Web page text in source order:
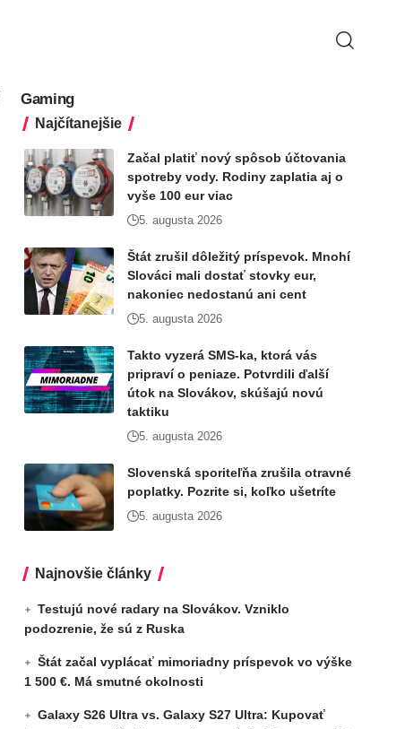
Gaming
Najčítanejšie
Začal platiť nový spôsob účtovania
spotreby vody. Rodiny zaplatia aj o
vyše 100 eur viac
5. augusta 2026
Štát zrušil dôležitý príspevok. Mnohí
Slováci mali dostať stovky eur,
nakoniec nedostanú ani cent
5. augusta 2026
Takto vyzerá SMS-ka, ktorá vás
pripraví o peniaze. Potvrdili ďalší
útok na Slovákov, skúšajú novú
taktiku
5. augusta 2026
Slovenská sporiteľňa zrušila otravné
poplatky. Pozrite si, koľko ušetríte
5. augusta 2026
Najnovšie články
Testujú nové radary na Slovákov. Vzniklo
podozrenie, že sú z Ruska
Štát začal vyplácať mimoriadny príspevok vo výške
1 500 €. Má smutné okolnosti
Galaxy S26 Ultra vs. Galaxy S27 Ultra: Kupovať